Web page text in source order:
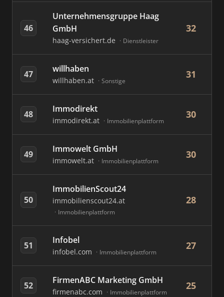
46
Unternehmensgruppe Haag
GmbH
haag-versichert.de Dienstleister
32
47 willhaben
willhaben.at Sonstige
31
48 Immodirekt
immodirekt.at Immobilienplattform
30
49 Immowelt GmbH
immowelt.at Immobilienplattform
30
50
ImmobilienScout24
immobilienscout24.at
Immobilienplattform
28
51 Infobel
infobel.com Immobilienplattform
27
52 FirmenABC Marketing GmbH
firmenabc.com Immobilienplattform
25